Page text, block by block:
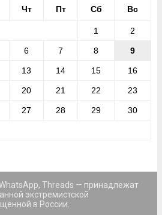
Чт Пт Сб Вс
1 2
6 7 8 9
13 14 15 16
20 21 22 23
27 28 29 30
Threads — принадлежат
экстремистской
в России.